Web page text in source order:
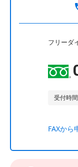
フリーダ
受付時間
FAXから